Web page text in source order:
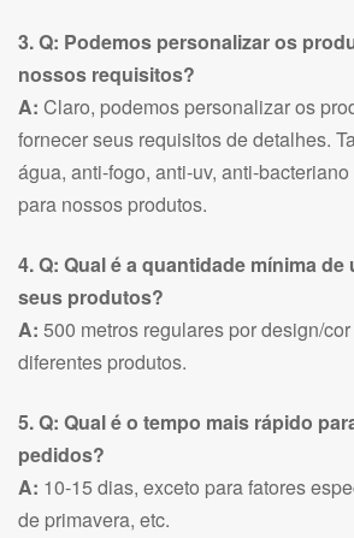
3. Q: Podemos personalizar os
nossos requisitos?
A: Claro, podemos personalizar os
fornecer seus requisitos de detalhes.
água, anti-fogo, anti-uv, anti-
para nossos produtos.
4. Q: Qual é a quantidade mínima
seus produtos?
A: 500 metros regulares por design/
diferentes produtos.
5. Q: Qual é o tempo mais rápido
pedidos?
A: 10-15 dias, exceto para fatores
de primavera, etc.